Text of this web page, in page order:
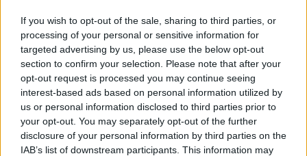
If you wish to opt-out of the sale, sharing to third parties, or
processing of your personal or sensitive information for
targeted advertising by us, please use the below opt-out
section to confirm your selection. Please note that after your
opt-out request is processed you may continue seeing
interest-based ads based on personal information utilized by
us or personal information disclosed to third parties prior to
your opt-out. You may separately opt-out of the further
disclosure of your personal information by third parties on the
IAB’s list of downstream participants. This information may